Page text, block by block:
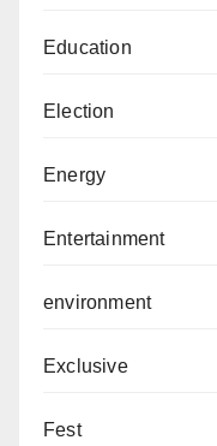
Education
Election
Energy
Entertainment
environment
Exclusive
Fest